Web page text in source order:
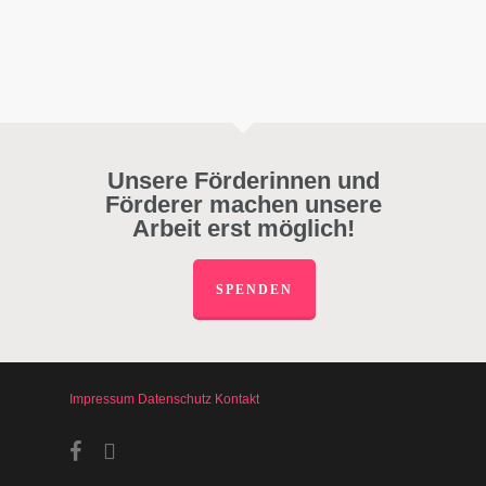
Unsere Förderinnen und
Förderer machen unsere
Arbeit erst möglich!
SPENDEN
Impressum Datenschutz Kontakt
facebookinstagram